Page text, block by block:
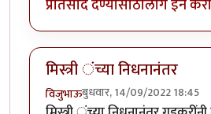
प्रतिसाद देण्यासाठीलॉग इन करा
मिस्त्री ंच्या निधनानंतर
विजुभाऊबुधवार, 14/09/2022 18:45